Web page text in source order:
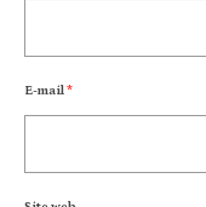
E-mail*